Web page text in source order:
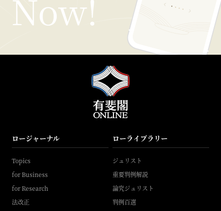
ロージャーナル
Topics
for Business
for Research
法改正
ローライブラリー
ジュリスト
重要判例解説
論究ジュリスト
判例百選